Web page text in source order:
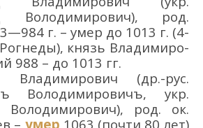
Володимирович), род.
—984 г. – умер до 1013 г. (4-
), князь Владимиро-
988 – до 1013 гг.
Владимирович (др.-рус.
Володимировичъ, укр.
Володимирович), род. ок.
– умер 1063 (почти 80 лет)